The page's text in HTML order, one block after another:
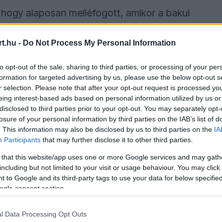
- Do Not Process My Personal Information
opt-out of the sale, sharing to third parties, or processing of your
for targeted advertising by us, please use the below opt-out
selection. Please note that after your opt-out request is processed
interest-based ads based on personal information utilized by us
to third parties prior to your opt-out. You may separately
of your personal information by third parties on the IAB’s list of
This information may also be disclosed by us to third parties on the
Participants that may further disclose it to other third parties.
that this website/app uses one or more Google services and may
but not limited to your visit or usage behaviour. You may
to Google and its third-party tags to use your data for below
consent section.
Data Processing Opt Outs
alaposan melléfogott, amikor a bakui
pilóta ilyen magabiztosan fog
őszintén beszélt arról, mennyire
Nagydíj előtt még úgy véltem, hogy Max
teljesen elképesztett azzal, milyen
újabb Grand Slammel gazdagodott.
hogy fekszik neki ez a pálya, most
számában" – fogalmazott a német ex-